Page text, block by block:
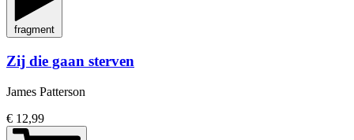
fragment
Zij die gaan sterven
James Patterson
€ 12,99